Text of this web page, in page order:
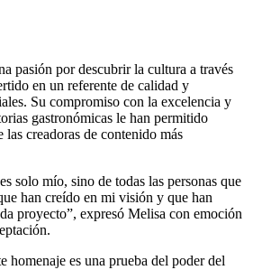
pasión por descubrir la cultura a través
en un referente de calidad y
Su compromiso con la excelencia y
gastronómicas le han permitido
las creadoras de contenido más
solo mío, sino de todas las personas que
han creído en mi visión y que han
proyecto”, expresó Melisa con emoción
homenaje es una prueba del poder del